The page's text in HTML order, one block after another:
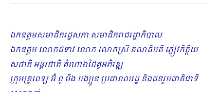
ឯកឧត្តមសមាជិករដ្ឋសភា សមាជិករាជរដ្ឋាភិបាល
ឯកឧត្តម លោកជំទាវ លោក លោកស្រី គណធិបតី ភ្ញៀវកិត្តិយ
សជាតិ អន្តរជាតិ តំណាងដៃគូអភិវឌ្ឍ
ក្រុមគ្រូពេទ្យ អ៊ំ ពូ មីង បងប្អូន ប្រជាពលរដ្ឋ និងជនរួមជាតិជាទី